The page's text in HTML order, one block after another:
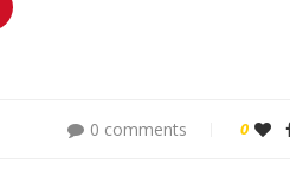
0 comments 0